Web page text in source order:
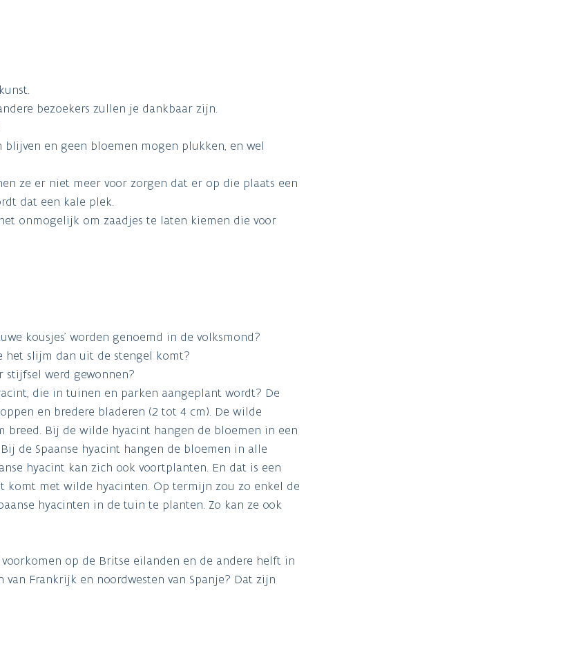
bezoekers zullen je dankbaar zijn.
en geen bloemen mogen plukken, en wel
ze er niet meer voor zorgen dat er op die plaats een
dat een kale plek.
onmogelijk om zaadjes te laten kiemen die voor
kousjes' worden genoemd in de volksmond?
het slijm dan uit de stengel komt?
werd gewonnen?
die in tuinen en parken aangeplant wordt? De
en bredere bladeren (2 tot 4 cm). De wilde
breed. Bij de wilde hyacint hangen de bloemen in een
de Spaanse hyacint hangen de bloemen in alle
hyacint kan zich ook voortplanten. En dat is een
komt met wilde hyacinten. Op termijn zou zo enkel de
hyacinten in de tuin te planten. Zo kan ze ook
op de Britse eilanden en de andere helft in
Frankrijk en noordwesten van Spanje? Dat zijn